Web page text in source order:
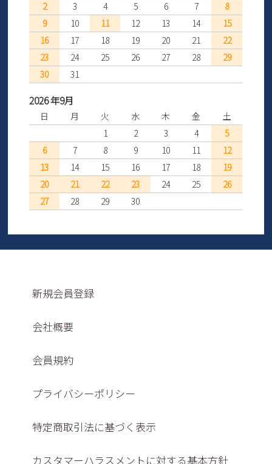
2
3 4 5 6 7
8
9
10 11 12 13 14
15
16
17 18 19 20 21
22
23
24 25 26 27 28
29
30
31
2026 年9月
日 月 火 水 木 金
土
1
2 3 4
5
6
7 8 9 10 11
12
13
14 15 16 17 18
19
20
21 22 23 24 25
26
27
28 29 30
新規会員登録
会社概要
会員規約
プライバシーポリシー
特定商取引法に基づく表示
カスタマーハラスメントに対する基本方針